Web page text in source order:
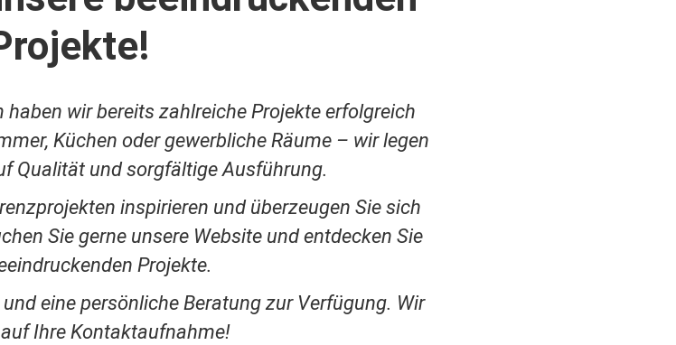
haben wir bereits zahlreiche Projekte erfolgreich
Küchen oder gewerbliche Räume – wir legen
Qualität und sorgfältige Ausführung.
inspirieren und überzeugen Sie sich
Sie gerne unsere Website und entdecken Sie
Projekte.
eine persönliche Beratung zur Verfügung. Wir
Ihre Kontaktaufnahme!